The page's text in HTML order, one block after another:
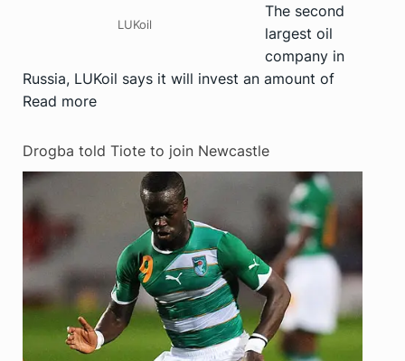
LUKoil
The second
largest oil
company in
Russia, LUKoil says it will invest an amount of
Read more
Drogba told Tiote to join Newcastle